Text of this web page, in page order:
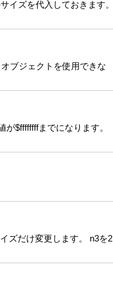
イズを代入しておきます。
ブジェクトを使用できな
$ffffffffまでになります。
ズだけ変更します。 n3を2